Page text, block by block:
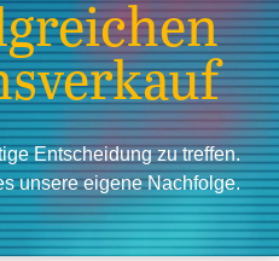
Entscheidung zu treffen.
unsere eigene Nachfolge.